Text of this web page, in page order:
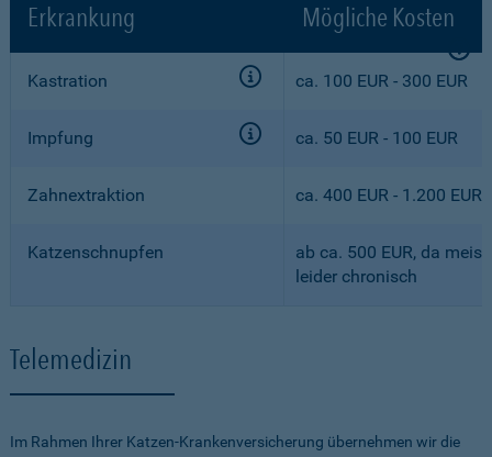
Erkrankung Mögliche Kosten
Kastration ca. 100 EUR - 300 EUR
Impfung ca. 50 EUR - 100 EUR
Zahnextraktion ca. 400 EUR - 1.200 EUR
Katzenschnupfen
ab ca. 500 EUR, da
leider chronisch
Telemedizin
Im Rahmen Ihrer Katzen-Krankenversicherung übernehmen wir die